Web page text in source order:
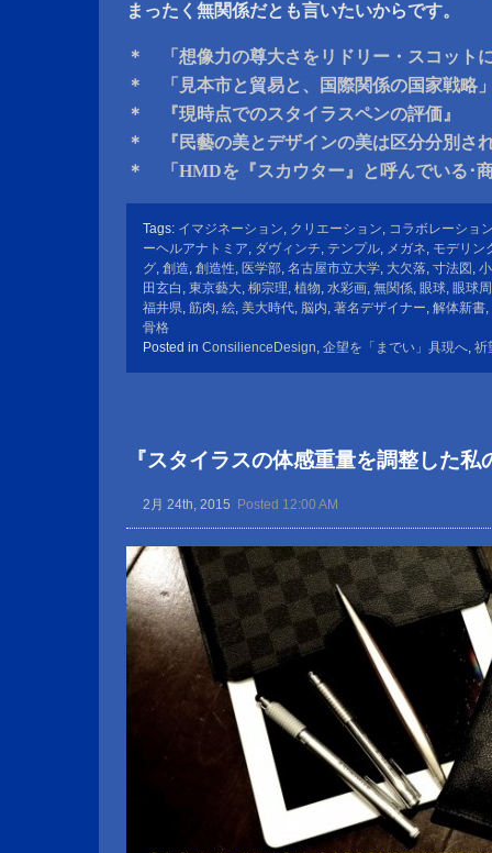
まったく無関係だとも言いたいからです。
＊ 「想像力の尊大さをリドリー・スコット
＊ 「見本市と貿易と、国際関係の国家戦略
＊ 『現時点でのスタイラスペンの評価』
＊ 『民藝の美とデザインの美は区分分別さ
＊ 「HMDを『スカウター』と呼んでいる･
Tags: イマジネーション, クリエーション, コラボレーショ
ーヘルアナトミア, ダヴィンチ, テンプル, メガネ, モデリン
グ, 創造, 創造性, 医学部, 名古屋市立大学, 大欠落, 寸法図 ,
田玄白 , 東京藝大, 柳宗理, 植物, 水彩画, 無関係, 眼球, 眼球
福井県, 筋肉, 絵, 美大時代, 脳内, 著名デザイナー, 解体新書,
骨格
Posted in ConsilienceDesign, 企望を「までい」具現へ, 祈
『スタイラスの体感重量を調整した私
2月 24th, 2015 Posted 12:00 AM